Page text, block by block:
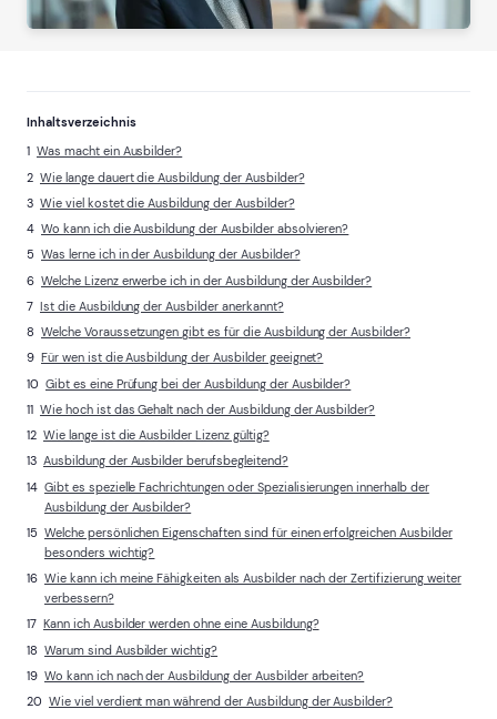
Inhaltsverzeichnis
Was macht ein Ausbilder?
Wie lange dauert die Ausbildung der Ausbilder?
Wie viel kostet die Ausbildung der Ausbilder?
Wo kann ich die Ausbildung der Ausbilder absolvieren?
Was lerne ich in der Ausbildung der Ausbilder?
Welche Lizenz erwerbe ich in der Ausbildung der Ausbilder?
Ist die Ausbildung der Ausbilder anerkannt?
Welche Voraussetzungen gibt es für die Ausbildung der Ausbilder?
Für wen ist die Ausbildung der Ausbilder geeignet?
Gibt es eine Prüfung bei der Ausbildung der Ausbilder?
Wie hoch ist das Gehalt nach der Ausbildung der Ausbilder?
Wie lange ist die Ausbilder Lizenz gültig?
Ausbildung der Ausbilder berufsbegleitend?
Gibt es spezielle Fachrichtungen oder Spezialisierungen innerhalb der
Ausbildung der Ausbilder?
Welche persönlichen Eigenschaften sind für einen erfolgreichen Ausbilder
besonders wichtig?
Wie kann ich meine Fähigkeiten als Ausbilder nach der Zertifizierung weiter
verbessern?
Kann ich Ausbilder werden ohne eine Ausbildung?
Warum sind Ausbilder wichtig?
Wo kann ich nach der Ausbildung der Ausbilder arbeiten?
Wie viel verdient man während der Ausbildung der Ausbilder?